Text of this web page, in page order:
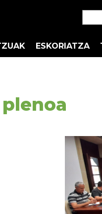
ESKORIATZA